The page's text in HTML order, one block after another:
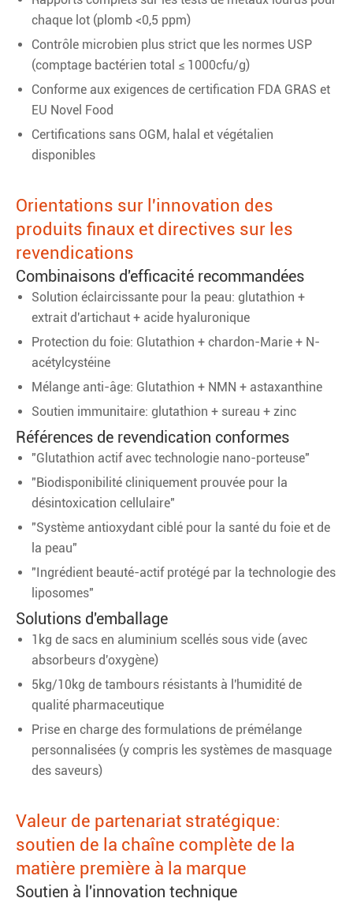
chaque lot (plomb <0,5 ppm)
Contrôle microbien plus strict que les normes USP
(comptage bactérien total ≤ 1000cfu/g)
Conforme aux exigences de certification FDA GRAS et
EU Novel Food
Certifications sans OGM, halal et végétalien
disponibles
Orientations sur l'innovation des
produits finaux et directives sur les
revendications
Combinaisons d'efficacité recommandées
Solution éclaircissante pour la peau: glutathion +
extrait d'artichaut + acide hyaluronique
Protection du foie: Glutathion + chardon-Marie + N-
acétylcystéine
Mélange anti-âge: Glutathion + NMN + astaxanthine
Soutien immunitaire: glutathion + sureau + zinc
Références de revendication conformes
"Glutathion actif avec technologie nano-porteuse"
"Biodisponibilité cliniquement prouvée pour la
désintoxication cellulaire"
"Système antioxydant ciblé pour la santé du foie et de
la peau"
"Ingrédient beauté-actif protégé par la technologie des
liposomes"
Solutions d'emballage
1kg de sacs en aluminium scellés sous vide (avec
absorbeurs d'oxygène)
5kg/10kg de tambours résistants à l'humidité de
qualité pharmaceutique
Prise en charge des formulations de prémélange
personnalisées (y compris les systèmes de masquage
des saveurs)
Valeur de partenariat stratégique:
soutien de la chaîne complète de la
matière première à la marque
Soutien à l'innovation technique